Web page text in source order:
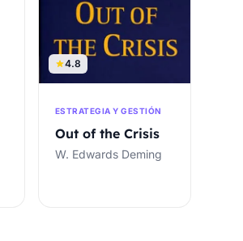
4.8
ESTRATEGIA Y GESTIÓN
Out of the Crisis
W. Edwards Deming